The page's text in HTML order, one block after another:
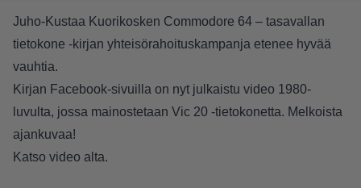
Juho-Kustaa Kuorikosken Commodore 64 – tasavallan
tietokone -kirjan yhteisörahoituskampanja etenee hyvää
vauhtia.
Kirjan Facebook-sivuilla on nyt julkaistu video 1980-
luvulta, jossa mainostetaan Vic 20 -tietokonetta. Melkoista
ajankuvaa!
Katso video alta.